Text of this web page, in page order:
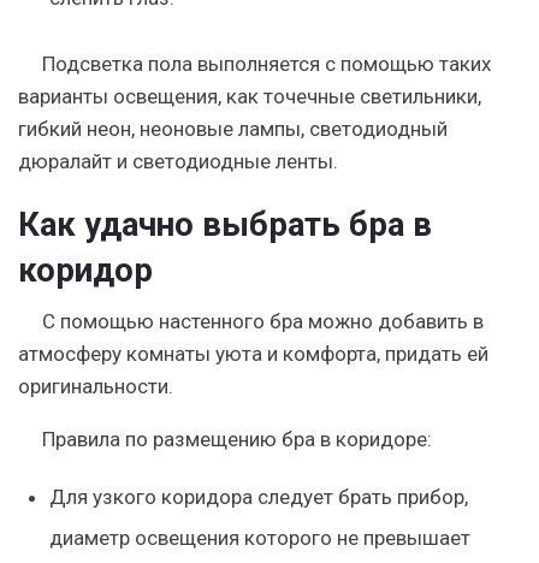
Подсветка пола выполняется с помощью таких
варианты освещения, как точечные светильники,
гибкий неон, неоновые лампы, светодиодный
дюралайт и светодиодные ленты.
Как удачно выбрать бра в
коридор
С помощью настенного бра можно добавить в
атмосферу комнаты уюта и комфорта, придать ей
оригинальности.
Правила по размещению бра в коридоре:
Для узкого коридора следует брать прибор,
диаметр освещения которого не превышает